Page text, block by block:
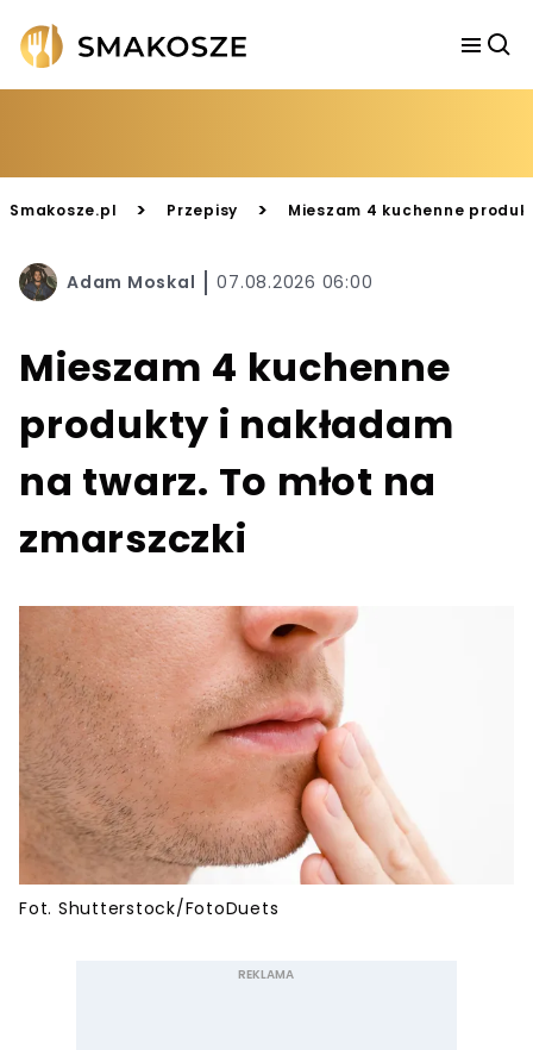
Smakosze.pl > Przepisy > Mieszam 4 kuchenne
Adam Moskal 07.08.2026 06:00
Mieszam 4 kuchenne
produkty i nakładam
na twarz. To młot na
zmarszczki
Fot. Shutterstock/FotoDuets